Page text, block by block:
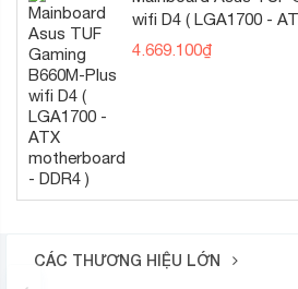
Laptop còn được hỗ trợ tích cực
GeForce MX350 2GB GDDR5 cho
mượt mà. Nhờ khả năng đáp ứng
bạn có thể thỏa thích sáng tạo
bảng dựng phim, render video,…
hiệu quả. Bên cạnh đó, bạn còn có
wifi D4 ( LGA1700 -
DDR4 )
4.669.100₫
CÁC THƯƠNG HIỆU LỚN